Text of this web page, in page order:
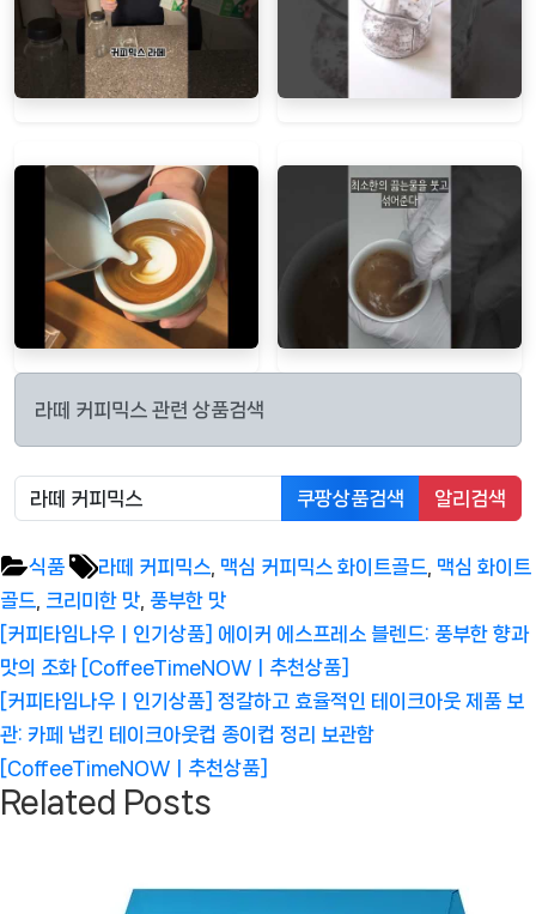
라떼 커피믹스 관련 상품검색
쿠팡상품검색 알리검색
식품 Tags:
라떼 커피믹스 맥심 커피믹스 화이트골드 맥심 화이트
골드 크리미한 맛 풍부한 맛
글
탐
색
Previous
Post:
[커피타임나우ㅣ인기상품] 에이커 에스프레소 블렌드: 풍부한 향과
맛의 조화 [CoffeeTimeNOWㅣ추천상품]
Next
Post:
[커피타임나우ㅣ인기상품] 정갈하고 효율적인 테이크아웃 제품 보
관: 카페 냅킨 테이크아웃컵 종이컵 정리 보관함
[CoffeeTimeNOWㅣ추천상품]
Related Posts